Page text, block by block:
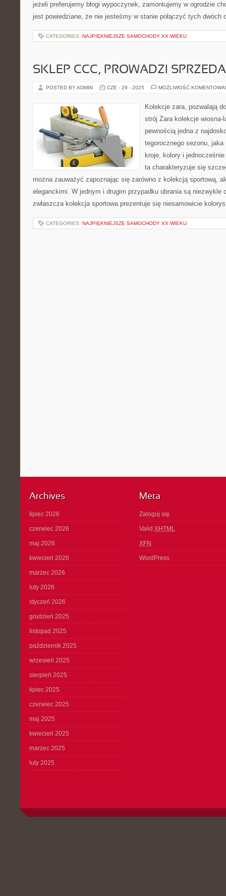
jeżeli preferujemy błogi wypoczynek, zamontujemy w ogrodzie
jest powiedziane, że nie jesteśmy w stanie połączyć tych
CATEGORIES: NAJPIĘKNIEJSZE SAMOCHODY XX WIEKU
SKLEP CCC, PROWADZI
POSTED BY ADMIN CZE - 29 - 2025 MOŻLIWOŚĆ
Kolekcje zara, pozwalają
strój Zara kolekcje wiosna-
pewnością jedna z
tegorocznego sezonu,
kroje, kolory i
ta charakteryzuje się
można zauważyć zapoznając się zarówno z kolekcją sportową,
eleganckimi. W jednym i drugim przypadku ubrania są niezwykle
zwłaszcza kolekcja sportowa prezentuje się niesamowicie
CATEGORIES: NAJPIĘKNIEJSZE SAMOCHODY XX WIEKU
Archives
lipiec 2026
czerwiec 2026
maj 2026
kwiecień 2026
marzec 2026
luty 2026
styczeń 2026
grudzień 2025
listopad 2025
październik 2025
wrzesień 2025
sierpień 2025
lipiec 2025
czerwiec 2025
maj 2025
kwiecień 2025
marzec 2025
luty 2025
Meta
Zaloguj się
Valid XHTML
XFN
WordPress